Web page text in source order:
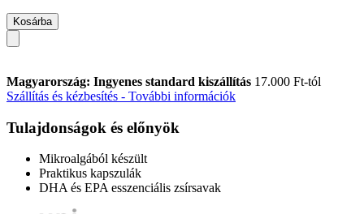
Kosárba
Magyarország: Ingyenes standard kiszállítás 17.000 Ft-tól
Szállítás és kézbesítés - További információk
Tulajdonságok és előnyök
Mikroalgából készült
Praktikus kapszulák
DHA és EPA esszenciális zsírsavak